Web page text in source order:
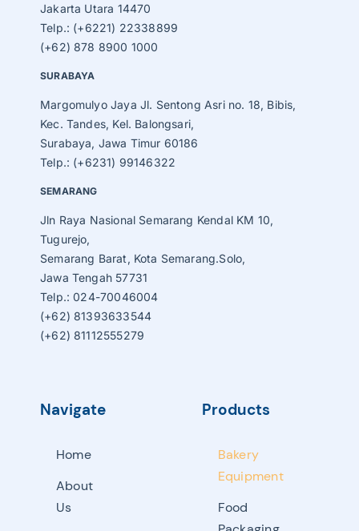
Navigate
Home
About
Us
Products
Bakery
Equipment
Food
Jakarta Utara 14470
Telp.: (+6221) 22338899
(+62) 878 8900 1000
SURABAYA
Margomulyo Jaya Jl. Sentong Asri no. 18, Bibis,
Kec. Tandes, Kel. Balongsari,
Surabaya, Jawa Timur 60186
Telp.: (+6231) 99146322
SEMARANG
Jln Raya Nasional Semarang Kendal KM 10,
Tugurejo,
Semarang Barat, Kota Semarang.Solo,
Jawa Tengah 57731
Telp.: 024-70046004
(+62) 81393633544
(+62) 81112555279